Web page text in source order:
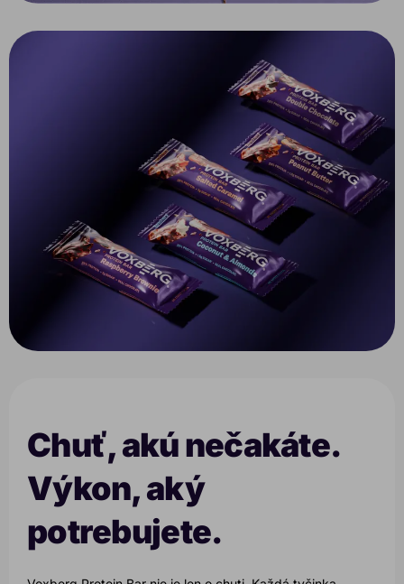
Chuť, akú nečakáte.
Výkon, aký
potrebujete.